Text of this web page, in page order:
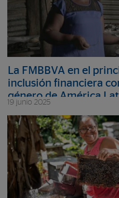
La FMBBVA en el
inclusión financiera
género de América
Anual de FinEquity
19 junio 2025